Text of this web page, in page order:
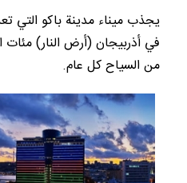
يجذب ميناء مدينة باكو التي
في أذربيجان (أرض النار) مئات
من السياح كل عام.